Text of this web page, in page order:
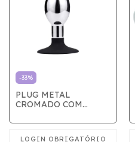
-33%
PLUG METAL
CROMADO COM